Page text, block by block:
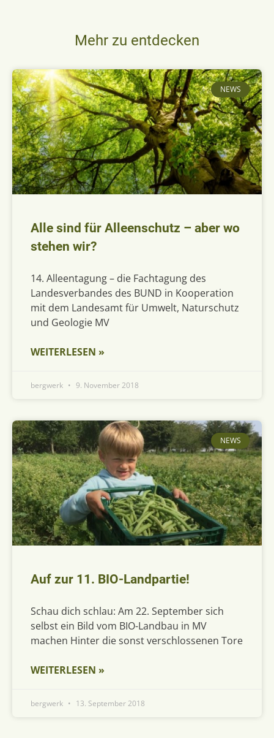
Mehr zu entdecken
NEWS
Alle sind für Alleenschutz – aber wo
stehen wir?
14. Alleentagung – die Fachtagung des
Landesverbandes des BUND in Kooperation
mit dem Landesamt für Umwelt, Naturschutz
und Geologie MV
WEITERLESEN »
bergwerk 9. November 2018
NEWS
Auf zur 11. BIO-Landpartie!
Schau dich schlau: Am 22. September sich
selbst ein Bild vom BIO-Landbau in MV
machen Hinter die sonst verschlossenen Tore
WEITERLESEN »
bergwerk 13. September 2018